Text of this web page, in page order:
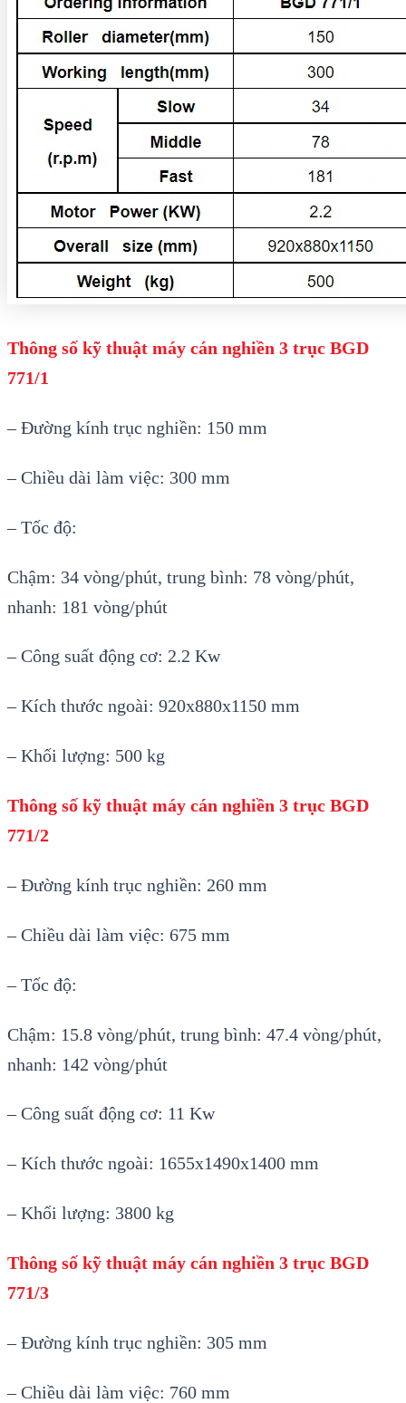
Thông số kỹ thuật máy cán nghiền 3 trục BGD
771/1
– Đường kính trục nghiền: 150 mm
– Chiều dài làm việc: 300 mm
– Tốc độ:
Chậm: 34 vòng/phút, trung bình: 78 vòng/phút,
nhanh: 181 vòng/phút
– Công suất động cơ: 2.2 Kw
– Kích thước ngoài: 920x880x1150 mm
– Khối lượng: 500 kg
Thông số kỹ thuật máy cán nghiền 3 trục BGD
771/2
– Đường kính trục nghiền: 260 mm
– Chiều dài làm việc: 675 mm
– Tốc độ:
Chậm: 15.8 vòng/phút, trung bình: 47.4 vòng/phút,
nhanh: 142 vòng/phút
– Công suất động cơ: 11 Kw
– Kích thước ngoài: 1655x1490x1400 mm
– Khối lượng: 3800 kg
Thông số kỹ thuật máy cán nghiền 3 trục BGD
771/3
– Đường kính trục nghiền: 305 mm
– Chiều dài làm việc: 760 mm